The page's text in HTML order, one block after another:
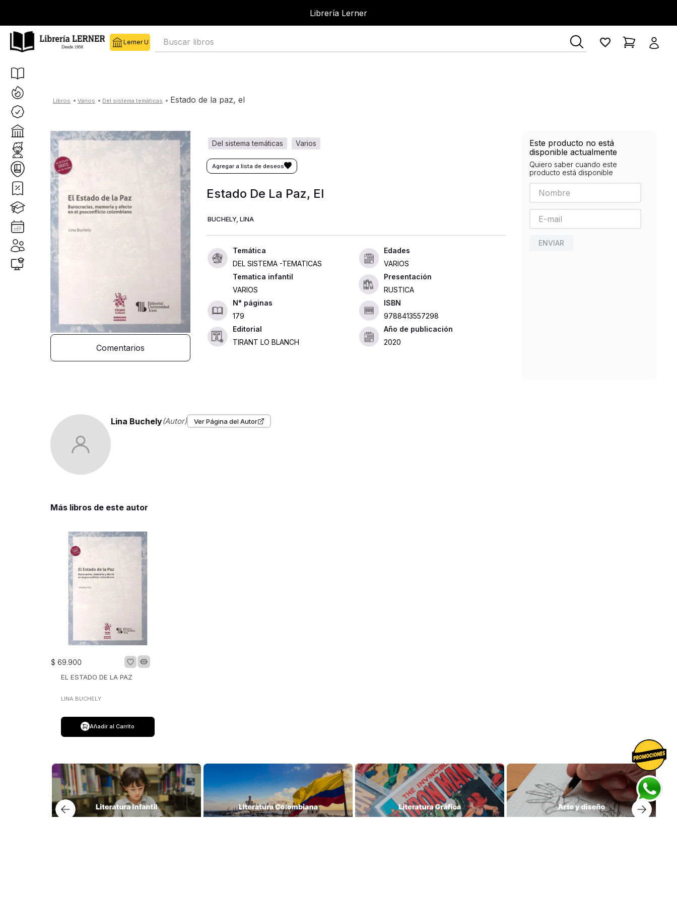
Librería Lerner
Buscar libros
varios del sistema temáticas estado de la paz, el
Comentarios
varios
del sistema temáticas
Estado De La Paz, El
BUCHELY, LINA
DEL SISTEMA -TEMATICAS
Edades
VARIOS
Tematica infantil
VARIOS
Presentación
RUSTICA
179
ISBN
9788413557298
Editorial
TIRANT LO BLANCH
Año de publicación
2020
Este producto no está
disponible actualmente
Quiero saber cuando este
producto está disponible
ENVIAR
Lina Buchely(Autor) Ver Página del Autor
Más libros de este autor
$ 69.900
EL ESTADO DE LA PAZ
LINA BUCHELY
Añadir al Carrito